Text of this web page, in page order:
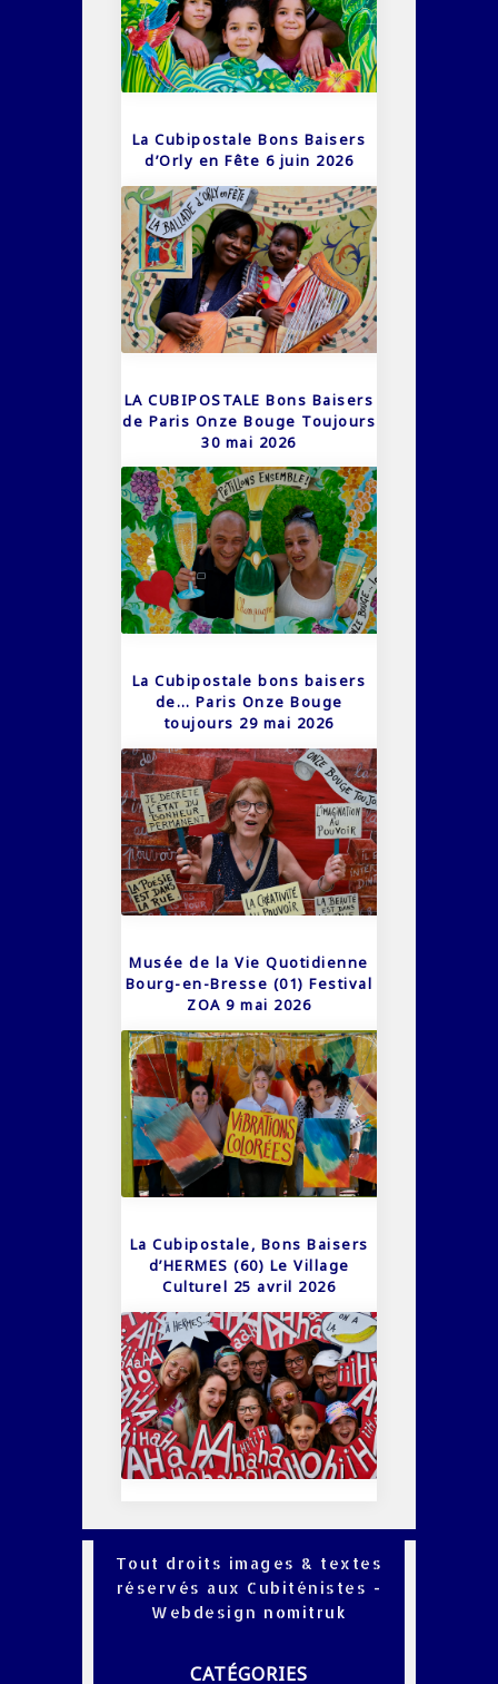
La Cubipostale Bons Baisers
d’Orly en Fête 6 juin 2026
LA CUBIPOSTALE Bons Baisers
de Paris Onze Bouge Toujours
30 mai 2026
La Cubipostale bons baisers
de… Paris Onze Bouge
toujours 29 mai 2026
Musée de la Vie Quotidienne
Bourg-en-Bresse (01) Festival
ZOA 9 mai 2026
La Cubipostale, Bons Baisers
d’HERMES (60) Le Village
Culturel 25 avril 2026
Tout droits images & textes
réservés aux Cubiténistes -
Webdesign nomitruk
CATÉGORIES